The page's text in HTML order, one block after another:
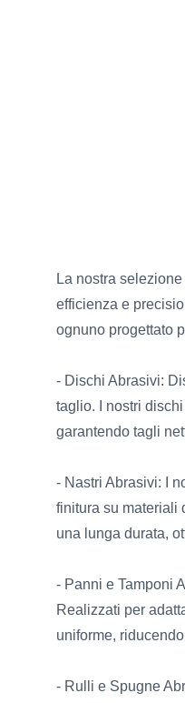
La nostra
efficienza e
ognuno progettato
- Dischi Abrasivi:
taglio. I nostri
garantendo tagli
- Nastri Abrasivi: I
finitura su materiali
una lunga durata,
- Panni e Tamponi
Realizzati per
uniforme,
- Rulli e Spugne